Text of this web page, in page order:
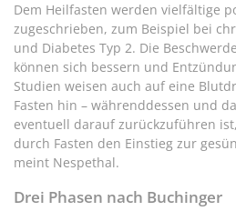
Dem Heilfasten werden vielfältige
zugeschrieben, zum Beispiel bei
und Diabetes Typ 2. Die
können sich bessern und
Studien weisen auch auf eine
Fasten hin – währenddessen und
eventuell darauf zurückzuführen
durch Fasten den Einstieg zur
meint Nespethal.
Drei Phasen nach Buchinger